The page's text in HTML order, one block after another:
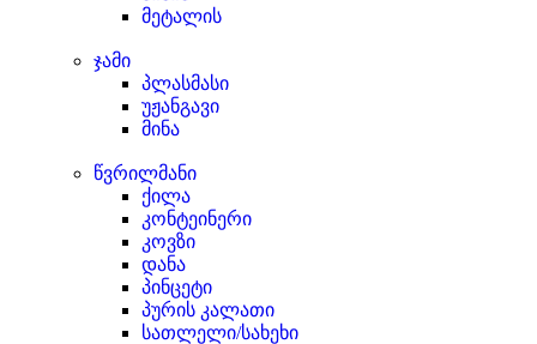
მეტალის
ჯამი
პლასმასი
უჟანგავი
მინა
წვრილმანი
ქილა
კონტეინერი
კოვზი
დანა
პინცეტი
პურის კალათი
სათლელი/სახეხი